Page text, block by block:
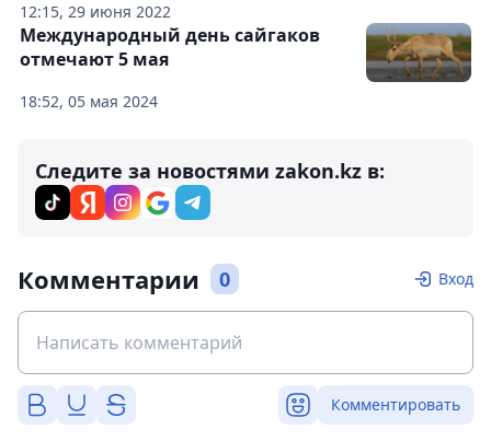
12:15, 29 июня 2022
18:52, 05 мая 2024
Международный день сайгаков
отмечают 5 мая
Следите за новостями zakon.kz в:
Комментарии 0 Вход
Комментировать